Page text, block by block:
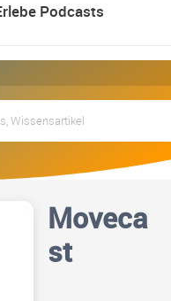
Podcasts
Moveca
st